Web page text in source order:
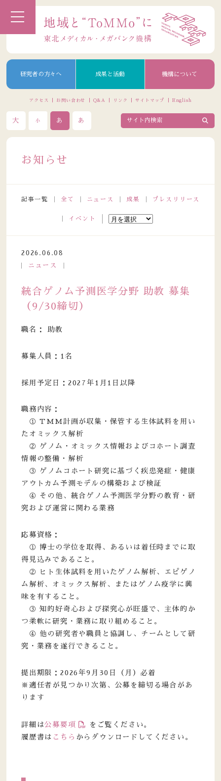
研究者の方々へ 成果と活動 機構について
アクセス お問い合わせ Q&A リンク サイトマップ English
大 小 あ あ
お知らせ
記事一覧 全て ニュース 成果 プレスリリース
イベント
2026.06.08
ニュース
統合ゲノム予測医学分野 助教 募集
（9/30締切）
職名： 助教
募集人員：1名
採用予定日：2027年1月1日以降
職務内容：
① TMM計画が収集・保管する生体試料を用い
たオミックス解析
② ゲノム・オミックス情報およびコホート調査
情報の整備・解析
③ ゲノムコホート研究に基づく疾患発症・健康
アウトカム予測モデルの構築および検証
④ その他、統合ゲノム予測医学分野の教育・研
究および運営に関わる業務
応募資格：
① 博士の学位を取得、あるいは着任時までに取
得見込みであること。
② ヒト生体試料を用いたゲノム解析、エピゲノ
ム解析、オミックス解析、またはゲノム疫学に興
味を有すること。
③ 知的好奇心および探究心が旺盛で、主体的か
つ柔軟に研究・業務に取り組めること。
④ 他の研究者や職員と協調し、チームとして研
究・業務を遂行できること。
提出期限：2026年9月30日（月）必着
※適任者が見つかり次第、公募を締切る場合があ
ります
詳細は公募要項
をご覧ください。
履歴書は こちら からダウンロードしてください。